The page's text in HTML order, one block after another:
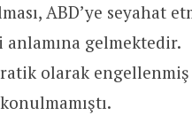
ABD’ye seyahat
gelmektedir.
olarak engellenmiş